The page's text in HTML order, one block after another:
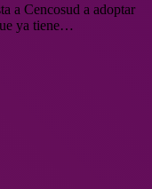
a Cencosud a adoptar
ya tiene…